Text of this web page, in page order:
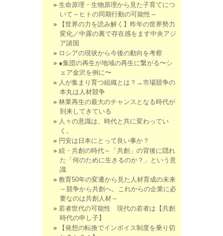
生命原理・生物原理から見た子育てにつ
いて～ヒトの同期行動の可能性～
【世界の力を読み解く】昨年の世界勢力
変化／中露の裏で存在感をます中央アジ
ア諸国
ロシアの現状から今後の動向を考察
●集団の再生が地域の再生に繋がる〜シ
ェア金沢を例に〜
人が集まり育つ組織とは？→市場競争の
本丸は人材競争
林業再生の最大のチャンスとなる時代が
到来してきている
人々の意識は、時代と共に変わってい
く。
円安は日本にとって良い事か？
続・共創の時代～「共創」の背後に隠れ
た「何のために生きるのか？」という意
識
教育50年の変遷から見た人材育成の未来
～競争から共創へ。これからの企業に必
要なのは共創人材～
若者世代の可能性 現代の若者は【共創
時代の申し子】
【発想の転換でインボイス制度を乗り切